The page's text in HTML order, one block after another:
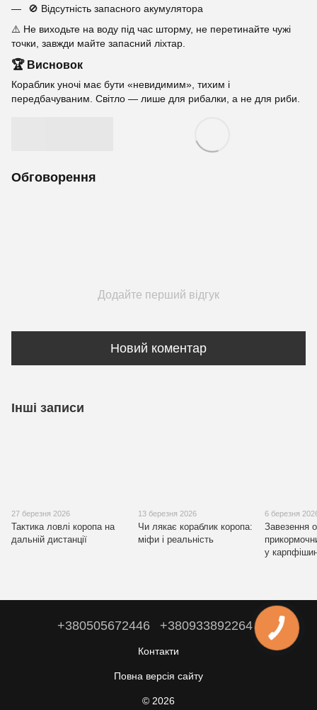
🚫 Відсутність запасного акумулятора
⚠️ Не виходьте на воду під час шторму, не перетинайте чужі
точки, завжди майте запасний ліхтар.
🏆 Висновок
Кораблик уночі має бути «невидимим», тихим і
передбачуваним. Світло — лише для рибалки, а не для риби.
Обговорення
Додайте перший відгук
Новий коментар
Інші записи
27 березня 2026
Тактика ловлі коропа на
дальній дистанції
13 березня 2026
Чи лякає кораблик коропа:
міфи і реальність
6 березня
Завезення
у
+380505672446 +380933892264
Контакти
Повна версія сайту
© 2026